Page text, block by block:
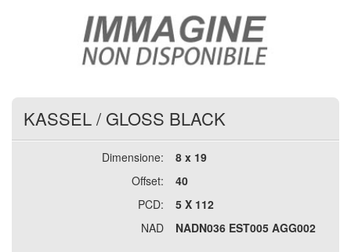
KASSEL/ GLOSS BLACK
Dimensione:
8 x 19
Offset:
40
PCD:
5 X 112
NAD
NADN036 EST005 AGG002